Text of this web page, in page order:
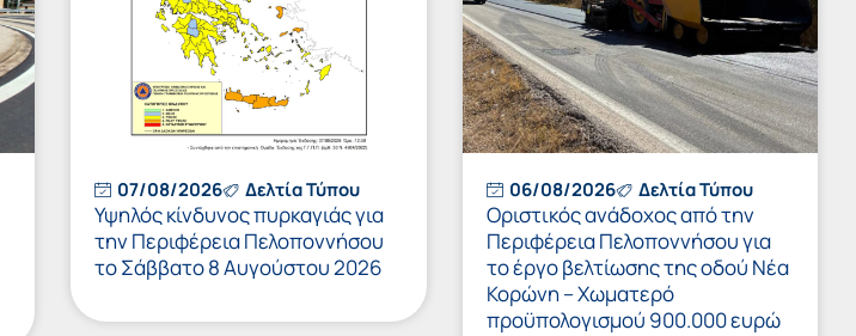
07/08/2026 Δελτία Τύπου
Υψηλός κίνδυνος πυρκαγιάς για
την Περιφέρεια Πελοποννήσου
το Σάββατο 8 Αυγούστου 2026
06/08/2026 Δελτία Τύπου
Οριστικός ανάδοχος από την
Περιφέρεια Πελοποννήσου για
το έργο βελτίωσης της οδού Νέα
Κορώνη – Χωματερό
προϋπολογισμού 900.000 ευρώ